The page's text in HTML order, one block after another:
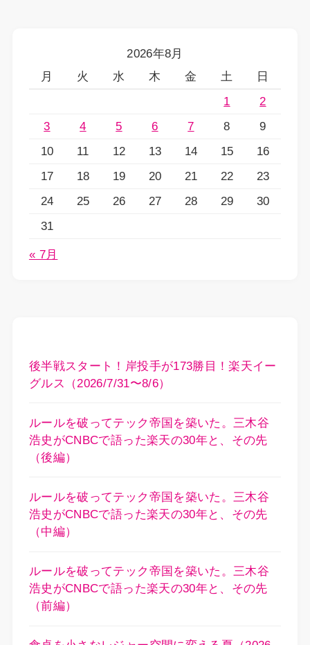
2026年8月
月
火 水 木 金 土
日
1
2
3
4 5 6 7 8
9
10
11 12 13 14 15
16
17
18 19 20 21 22
23
24
25 26 27 28 29
30
31
« 7月
後半戦スタート！岸投手が173勝目！楽天イー
グルス（2026/7/31〜8/6）
ルールを破ってテック帝国を築いた。三木谷
浩史がCNBCで語った楽天の30年と、その先
（後編）
ルールを破ってテック帝国を築いた。三木谷
浩史がCNBCで語った楽天の30年と、その先
（中編）
ルールを破ってテック帝国を築いた。三木谷
浩史がCNBCで語った楽天の30年と、その先
（前編）